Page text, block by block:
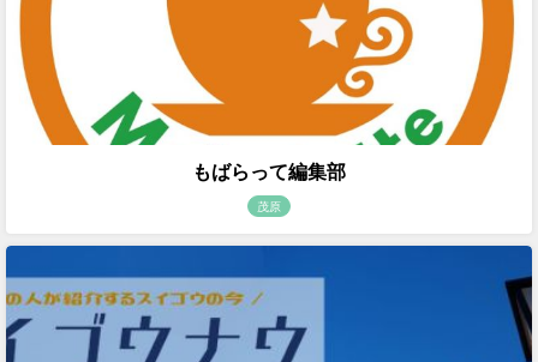
もばらって編集部
茂原